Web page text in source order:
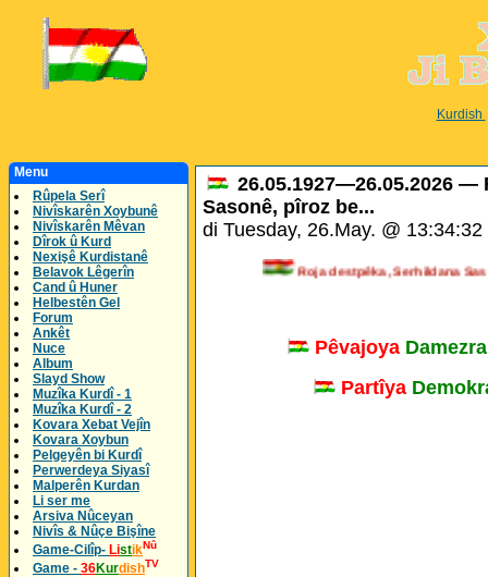
Kurdish
Menu
Rûpela Serî
Nivîskarên Xoybunê
Nivîskarên Mêvan
Dîrok û Kurd
Nexişê Kurdistanê
Belavok Lêgerîn
Cand û Huner
Helbestên Gel
Forum
Ankêt
Nuce
Album
Slayd Show
Muzîka Kurdî - 1
Muzîka Kurdî - 2
Kovara Xebat Vejîn
Kovara Xoybun
Pelgeyên bi Kurdî
Perwerdeya Siyasî
Malperên Kurdan
Li ser me
Arsiva Nûceyan
Nivîs & Nûçe Bişîne
Game-Cilîp- ListikNû
Game - 36KurdishTV
26.05.1927—26.05.2026 —
Sasonê, pîroz be...
di Tuesday, 26.May. @ 13:34:32
Roja destpêka, Serhildana
Pêvajoya
Partîya